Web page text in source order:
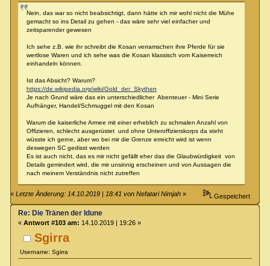
Nein, das war so nicht beabsichtigt, dann hätte ich mir wohl nicht die Mühe
gemacht so ins Detail zu gehen - das wäre sehr viel einfacher und
zeitsparender gewesen
Ich sehe z.B. wie ihr schreibt die Kosan verramschen ihre Pferde für sie
wertlose Waren und ich sehe was die Kosan klassisch vom Kaiserreich
einhandeln können.
Ist das Absicht? Warum?
https://de.wikipedia.org/wiki/Gold_der_Skythen
Je nach Grund wäre das ein unterschiedlicher Abenteuer - Mini Serie
Aufhänger, Handel/Schmuggel mit den Kosan
Warum die kaiserliche Armee mit einer erheblich zu schmalen Anzahl von
Offizieren, schlecht ausgerüstet und ohne Unteroffizierskorps da steht
wüsste ich gerne, aber wo bei mir die Grenze erreicht wird ist wenn
deswegen SC gedisst werden
Es ist auch nicht, das es mir nicht gefällt eher das die Glaubwürdigkeit von
Details gemindert wird, die mir unsinnig erscheinen und von Aussagen die
nach meinem Verständnis nicht zutreffen
«Letzte Änderung: 14.10.2019 | 18:41 von Nefatari Nimjah » Gespeichert
Sgirra
Username: Sgirra
Re: Die Tränen der Idune
« Antwort #103 am: 14.10.2019 | 19:26 »